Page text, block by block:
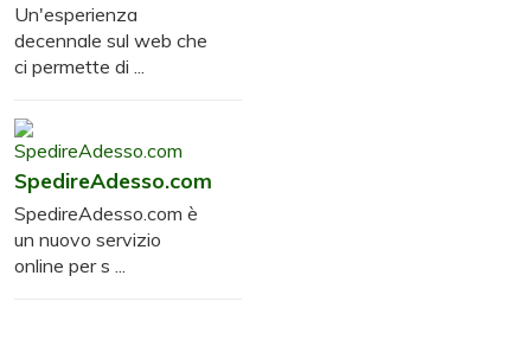
Un'esperienza
decennale sul web che
ci permette di ...
SpedireAdesso.com
SpedireAdesso.com è
un nuovo servizio
online per s ...